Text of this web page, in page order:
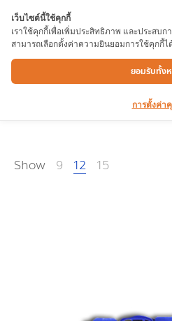
เครื่องพ่
Show 9 12 15
เว็บไซต์นี้ใช้คุกกี้
เราใช้คุกกี้เพื่อเพิ่มประสิทธิภาพ และประสบ
สามารถเลือกตั้งค่าความยินยอมการใช้คุกกี้
ยอมรับทั้ง
การตั้งค่า